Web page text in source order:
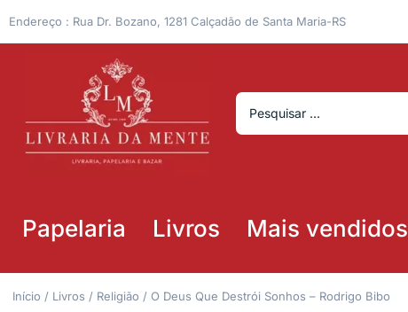
Endereço : Rua Dr. Bozano, 1281 Calçadão de Santa Maria-RS
Papelaria Livros Mais vendidos
Início / Livros / Religião / O Deus Que Destrói Sonhos – Rodrigo Bibo